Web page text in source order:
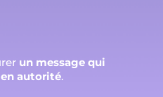
un message qui
autorité.